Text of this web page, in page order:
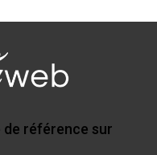
de référence sur